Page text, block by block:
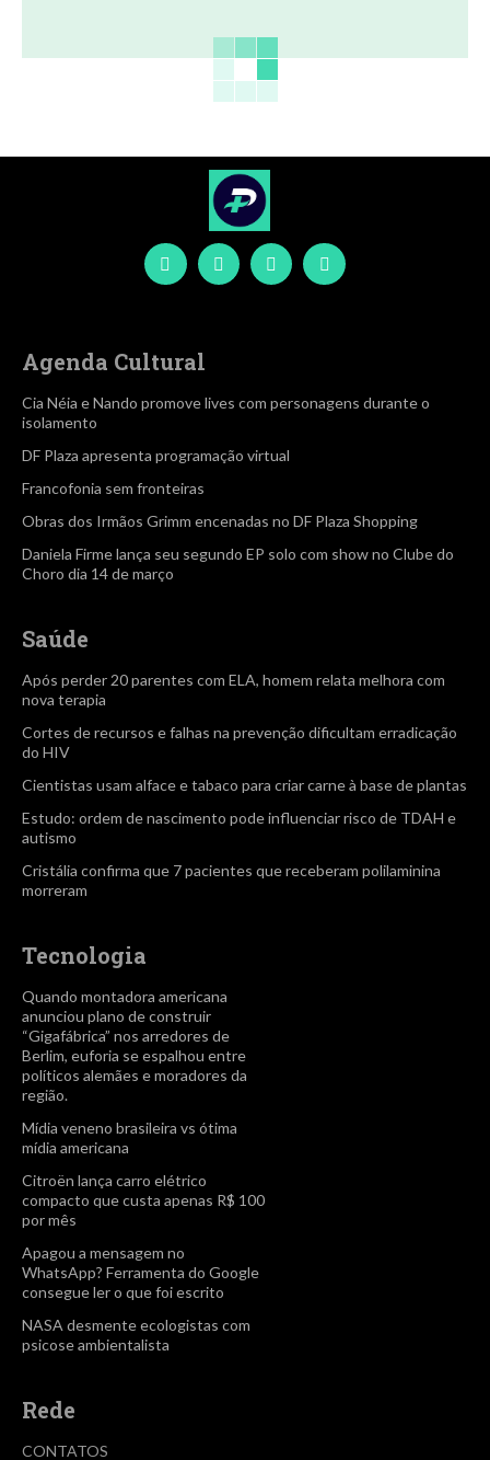
Agenda Cultural
Cia Néia e Nando promove lives com personagens durante o
isolamento
DF Plaza apresenta programação virtual
Francofonia sem fronteiras
Obras dos Irmãos Grimm encenadas no DF Plaza Shopping
Daniela Firme lança seu segundo EP solo com show no Clube do
Choro dia 14 de março
Saúde
Após perder 20 parentes com ELA, homem relata melhora com
nova terapia
Cortes de recursos e falhas na prevenção dificultam erradicação
do HIV
Cientistas usam alface e tabaco para criar carne à base de plantas
Estudo: ordem de nascimento pode influenciar risco de TDAH e
autismo
Cristália confirma que 7 pacientes que receberam polilaminina
morreram
Tecnologia
Quando montadora americana
anunciou plano de construir
“Gigafábrica” nos arredores de
Berlim, euforia se espalhou entre
políticos alemães e moradores da
região.
Mídia veneno brasileira vs ótima
mídia americana
Citroën lança carro elétrico
compacto que custa apenas R$ 100
por mês
Apagou a mensagem no
WhatsApp? Ferramenta do Google
consegue ler o que foi escrito
NASA desmente ecologistas com
psicose ambientalista
Rede
CONTATOS